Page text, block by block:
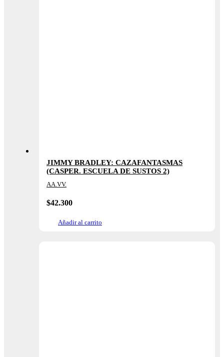
JIMMY BRADLEY: CAZAFANTASMAS
(CASPER. ESCUELA DE SUSTOS 2)
AA.VV.
$42.300
Añadir al carrito